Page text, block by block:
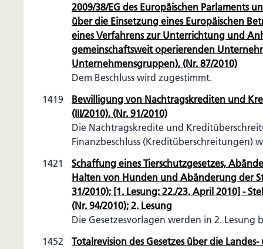
2009/38/EG des Europäischen Parlaments
über die Einsetzung eines Europäischen
eines Verfahrens zur Unterrichtung und
gemeinschaftsweit operierenden
Unternehmensgruppen), (Nr. 87/2010)
Dem Beschluss wird zugestimmt.
1419
Bewilligung von Nachtragskrediten und
(III/2010), (Nr. 91/2010)
Die Nachtragskredite und
Finanzbeschluss (Kreditüberschreitungen)
1421
Schaffung eines Tierschutzgesetzes,
Halten von Hunden und Abänderung der
31/2010); [1. Lesung: 22./23. April 2010] -
(Nr. 94/2010); 2. Lesung
Die Gesetzesvorlagen werden in 2. Lesung
1452
Totalrevision des Gesetzes über die